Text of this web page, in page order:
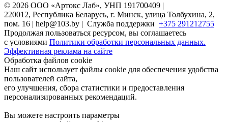
© 2026 ООО «Артокс Лаб», УНП 191700409 |
220012, Республика Беларусь, г. Минск, улица Толбухина, 2,
пом. 16 | help@103.by | Служба поддержки +375 291212755
Продолжая пользоваться ресурсом, вы соглашаетесь
с условиями Политики обработки персональных данных.
Эффективная реклама на сайте
Обработка файлов cookie
Наш сайт использует файлы cookie для обеспечения удобства
пользователей сайта,
его улучшения, сбора статистики и предоставления
персонализированных рекомендаций.
Вы можете настроить параметры